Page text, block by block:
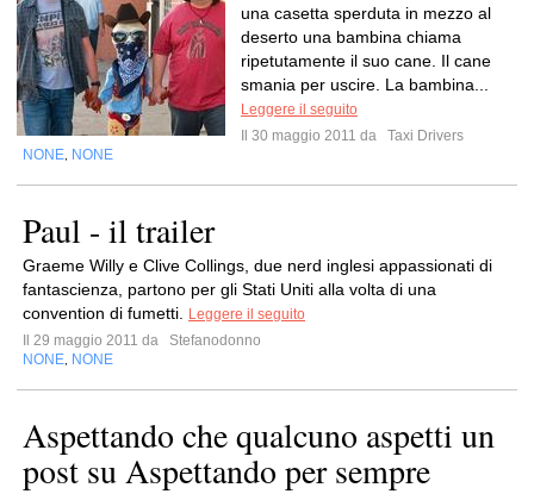
una casetta sperduta in mezzo al
deserto una bambina chiama
ripetutamente il suo cane. Il cane
smania per uscire. La bambina...
Leggere il seguito
Il 30 maggio 2011 da
Taxi Drivers
NONE NONE
Paul - il trailer
Graeme Willy e Clive Collings, due nerd inglesi appassionati di
fantascienza, partono per gli Stati Uniti alla volta di una
convention di fumetti.
Leggere il seguito
Il 29 maggio 2011 da
Stefanodonno
NONE NONE
Aspettando che qualcuno aspetti un
post su Aspettando per sempre